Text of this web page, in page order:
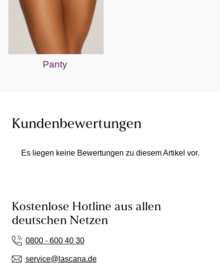
Panty
Kundenbewertungen
Es liegen keine Bewertungen zu diesem Artikel vor.
Kostenlose Hotline aus allen
deutschen Netzen
0800 - 600 40 30
service@lascana.de